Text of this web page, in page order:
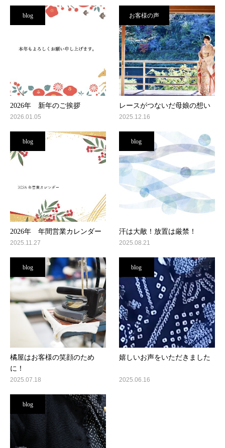
blog
2026年 新年のご挨拶
2026.01.05
お客様の声
レースがつないだ母娘の想い
2025.12.16
blog
2026年 年間営業カレンダー
2025.11.27
blog
汗は大敵！放置は厳禁！
2025.08.21
blog
橘屋はお客様の笑顔のため
に！
2025.07.18
blog
嬉しいお声をいただきました
2025.06.16
blog